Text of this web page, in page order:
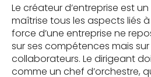
Le créateur d’entreprise est
maîtrise tous les aspects liés
force d’une entreprise ne
sur ses compétences mais
collaborateurs. Le dirigeant
comme un chef d’orchestre,